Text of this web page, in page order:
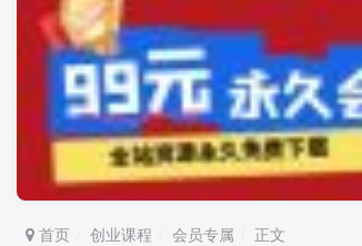
首页 创业课程 会员专属 正文